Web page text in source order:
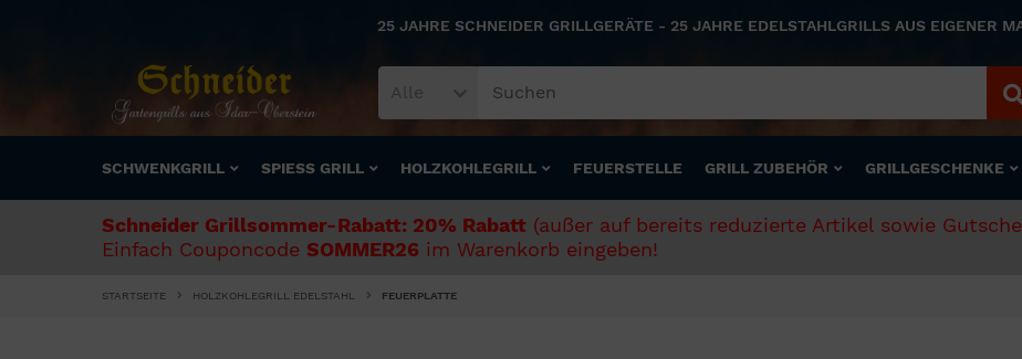
25 JAHRE SCHNEIDER GRILLGERÄTE - 25 JAHRE EDELSTAHLGRILLS AUS EIGENER
Alle
SCHWENKGRILL SPIESS GRILL HOLZKOHLEGRILL FEUERSTELLE GRILL ZUBEHÖR GRILLGESCHENKE
Schneider Grillsommer-Rabatt: 20% Rabatt (außer auf bereits reduzierte Artikel sowie
Einfach Couponcode SOMMER26 im Warenkorb eingeben!
STARTSEITE HOLZKOHLEGRILL EDELSTAHL FEUERPLATTE